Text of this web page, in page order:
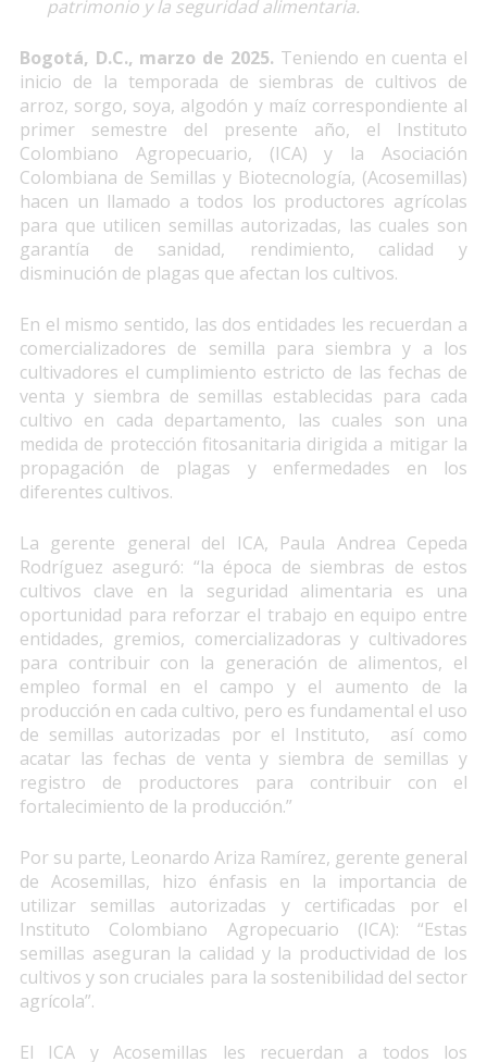
patrimonio y la seguridad alimentaria.
Bogotá, D.C., marzo de 2025. Teniendo en cuenta el
inicio de la temporada de siembras de cultivos de
arroz, sorgo, soya, algodón y maíz correspondiente al
primer semestre del presente año, el Instituto
Colombiano Agropecuario, (ICA) y la Asociación
Colombiana de Semillas y Biotecnología, (Acosemillas)
hacen un llamado a todos los productores agrícolas
para que utilicen semillas autorizadas, las cuales son
garantía de sanidad, rendimiento, calidad y
disminución de plagas que afectan los cultivos.
En el mismo sentido, las dos entidades les recuerdan a
comercializadores de semilla para siembra y a los
cultivadores el cumplimiento estricto de las fechas de
venta y siembra de semillas establecidas para cada
cultivo en cada departamento, las cuales son una
medida de protección fitosanitaria dirigida a mitigar la
propagación de plagas y enfermedades en los
diferentes cultivos.
La gerente general del ICA, Paula Andrea Cepeda
Rodríguez aseguró: “la época de siembras de estos
cultivos clave en la seguridad alimentaria es una
oportunidad para reforzar el trabajo en equipo entre
entidades, gremios, comercializadoras y cultivadores
para contribuir con la generación de alimentos, el
empleo formal en el campo y el aumento de la
producción en cada cultivo, pero es fundamental el uso
de semillas autorizadas por el Instituto, así como
acatar las fechas de venta y siembra de semillas y
registro de productores para contribuir con el
fortalecimiento de la producción.”
Por su parte, Leonardo Ariza Ramírez, gerente general
de Acosemillas, hizo énfasis en la importancia de
utilizar semillas autorizadas y certificadas por el
Instituto Colombiano Agropecuario (ICA): “Estas
semillas aseguran la calidad y la productividad de los
cultivos y son cruciales para la sostenibilidad del sector
agrícola”.
El ICA y Acosemillas les recuerdan a todos los